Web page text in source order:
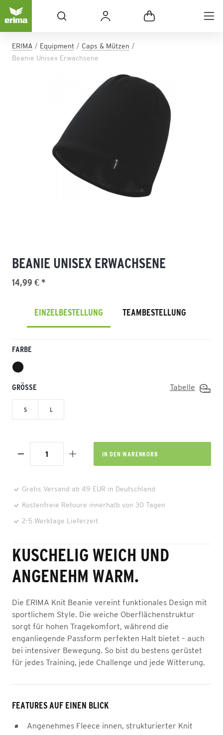
ERIMA Equipment
Caps & Mützen
Beanie Unisex Erwachsene
BEANIE UNISEX ERWACHSENE
14,99 € *
EINZELBESTELLUNG TEAMBESTELLUNG
FARBE
GRÖSSE Tabelle
S L
IN DEN WARENKORB
Gratis Versand ab 49 EUR in Deutschland
Kostenfreie Retoure innerhalb von 30 Tagen
2-5 Werktage Lieferzeit
KUSCHELIG WEICH UND
ANGENEHM WARM.
Die ERIMA Knit Beanie vereint funktionales Design mit
sportlichem Style. Die weiche Oberflächenstruktur
sorgt für hohen Tragekomfort, während die
enganliegende Passform perfekten Halt bietet – auch
bei intensiver Bewegung. So bist du bestens gerüstet
für jedes Training, jede Challenge und jede Witterung.
FEATURES AUF EINEN BLICK
Angenehmes Fleece innen, strukturierter Knit